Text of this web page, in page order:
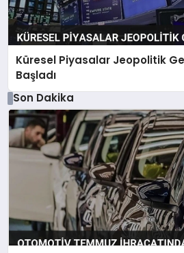
Küresel Piyasalar Jeopolitik
Başladı
Son Dakika